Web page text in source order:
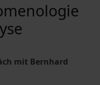
mit Bernhard